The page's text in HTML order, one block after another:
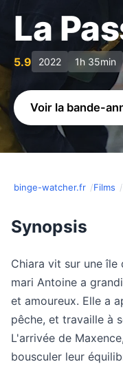
La
5.9 2022 1h 35min
Voir la bande-
binge-watcher.fr Films
Synopsis
Chiara vit sur une
mari Antoine a
et amoureux. Elle a
pêche, et travaille à
L'arrivée de
bousculer leur